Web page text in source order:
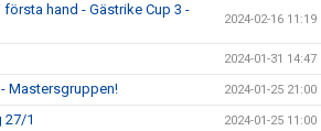
hand - Gästrike Cup 3 -
2024-02-16 11:19
2024-01-31 14:47
Mastersgruppen! 2024-01-25 21:00
27/1 2024-01-25 11:00